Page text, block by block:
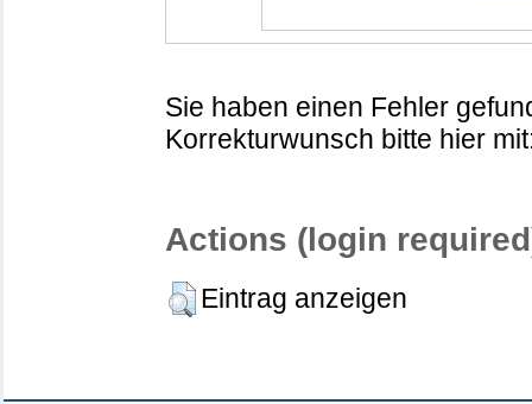
Sie haben einen Fehler
Korrekturwunsch bitte hier
Actions (login
Eintrag anzeigen